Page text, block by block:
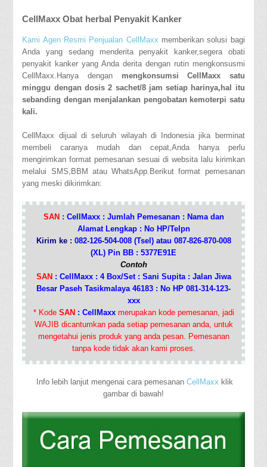
CellMaxx Obat herbal Penyakit Kanker
Kami Agen Resmi Penjualan CellMaxx memberikan solusi bagi
Anda yang sedang menderita penyakit kanker,segera obati
penyakit kanker yang Anda derita dengan rutin mengkonsusmi
CellMaxx.Hanya denganmengkonsumsi CellMaxx satu
minggu dengan dosis 2 sachet/8 jam setiap harinya,hal itu
sebanding dengan menjalankan pengobatan kemoterpi satu
kali.
CellMaxx dijual di seluruh wilayah di Indonesia jika berminat
membeli caranya mudah dan cepat,Anda hanya perlu
mengirimkan format pemesanan sesuai di websita lalu kirimkan
melalui SMS,BBM atau WhatsApp.Berikut format pemesanan
yang meski dikirimkan:
SAN : CellMaxx : Jumlah Pemesanan : Nama dan
Alamat Lengkap : No HP/Telpn
Kirim ke : 082-126-504-008 (Tsel) atau 087-826-870-008
(XL) Pin BB : 5377E91E
Contoh
SAN : CellMaxx : 4 Box/Set : Sani Supita : Jalan Jiwa
Besar Paseh Tasikmalaya 46183 : No HP 081-314-123-
xxx
* Kode SAN : CellMaxx merupakan kode pemesanan, jadi
WAJIB dicantumkan pada setiap pemesanan anda, untuk
mengetahui jenis produk yang anda pesan. Pemesanan
tanpa kode tidak akan kami proses.
Info lebih lanjut mengenai cara pemesanan CellMaxx klik
gambar di bawah!